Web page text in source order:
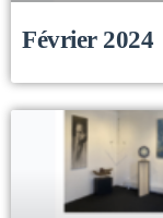
Février 2024